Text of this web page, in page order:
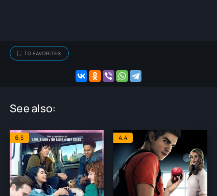
TO FAVORITES
See also:
6.5 4.4